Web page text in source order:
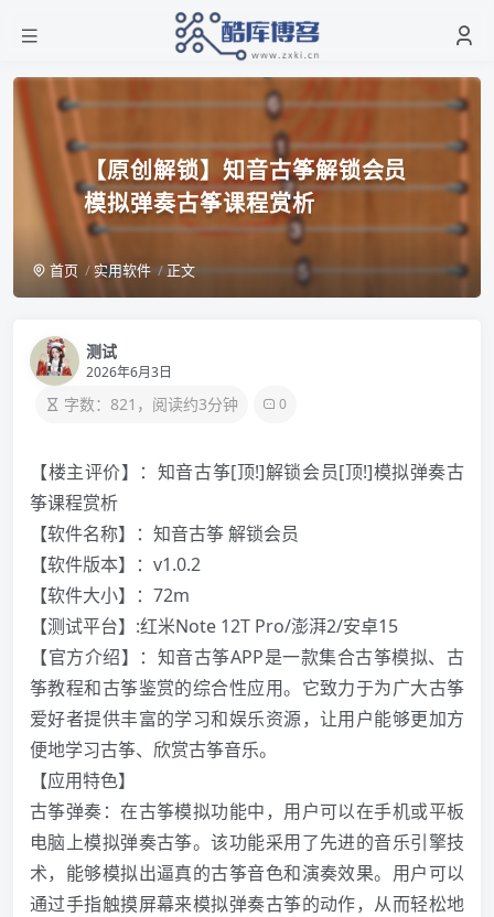
【原创解锁】知音古筝解锁会员
模拟弹奏古筝课程赏析
首页 实用软件 正文
测试
2026年6月3日
字数：821，阅读约3分钟 0
【楼主评价】：知音古筝[顶!]解锁会员[顶!]模拟弹奏古
筝课程赏析
【软件名称】：知音古筝 解锁会员
【软件版本】：v1.0.2
【软件大小】：72m
【测试平台】:红米Note 12T Pro/澎湃2/安卓15
【官方介绍】：知音古筝APP是一款集合古筝模拟、古
筝教程和古筝鉴赏的综合性应用。它致力于为广大古筝
爱好者提供丰富的学习和娱乐资源，让用户能够更加方
便地学习古筝、欣赏古筝音乐。
【应用特色】
古筝弹奏：在古筝模拟功能中，用户可以在手机或平板
电脑上模拟弹奏古筝。该功能采用了先进的音乐引擎技
术，能够模拟出逼真的古筝音色和演奏效果。用户可以
通过手指触摸屏幕来模拟弹奏古筝的动作，从而轻松地